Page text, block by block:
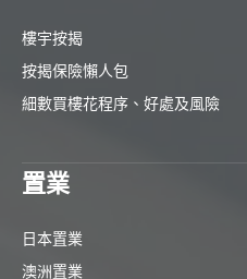
樓宇按揭
按揭保險懶人包
細數買樓花程序、好處及風險
置業
日本置業
澳洲置業